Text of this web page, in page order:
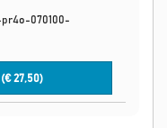
pr4o-070100-
(€27,50)